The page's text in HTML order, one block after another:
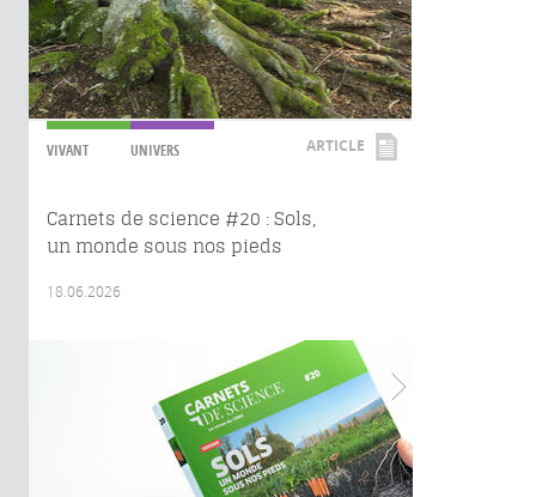
VIVANT UNIVERS ARTICLE
Carnets de science #20 : Sols,
un monde sous nos pieds
18.06.2026